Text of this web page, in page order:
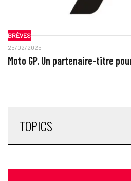
BRÈVES
25/02/2025
Moto GP. Un partenaire-titre
TOPICS